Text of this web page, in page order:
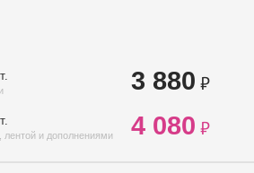
3 880 ₽
лентой и дополнениями 4 080 ₽